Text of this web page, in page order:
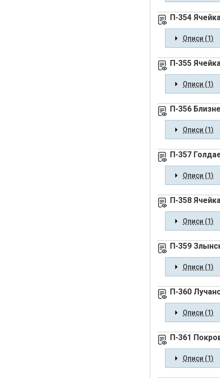
П-354
Описи (1)
П-355
Описи (1)
П-356
Описи (1)
П-357
Описи (1)
П-358
Описи (1)
П-359
Описи (1)
П-360
Описи (1)
П-361
Описи (1)